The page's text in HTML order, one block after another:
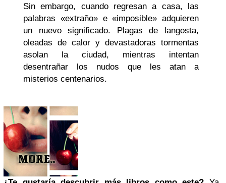
Sin embargo, cuando regresan a casa, las
palabras «extraño» e «imposible» adquieren
un nuevo significado. Plagas de langosta,
oleadas de calor y devastadoras tormentas
asolan la ciudad, mientras intentan
desentrañar los nudos que les atan a
misterios centenarios.